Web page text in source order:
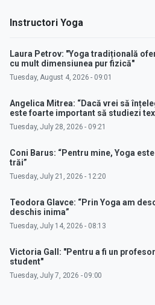
Instructori Yoga
Laura Petrov: "Yoga tradițională
cu mult dimensiunea pur fizică"
Tuesday, August 4, 2026 - 09:01
Angelica Mitrea: “Dacă vrei să
este foarte important să studiezi
Tuesday, July 28, 2026 - 09:21
Coni Barus: “Pentru mine, Yoga
trăi”
Tuesday, July 21, 2026 - 12:20
Teodora Glavce: “Prin Yoga am
deschis inima”
Tuesday, July 14, 2026 - 08:13
Victoria Gall: "Pentru a fi un
student"
Tuesday, July 7, 2026 - 09:00